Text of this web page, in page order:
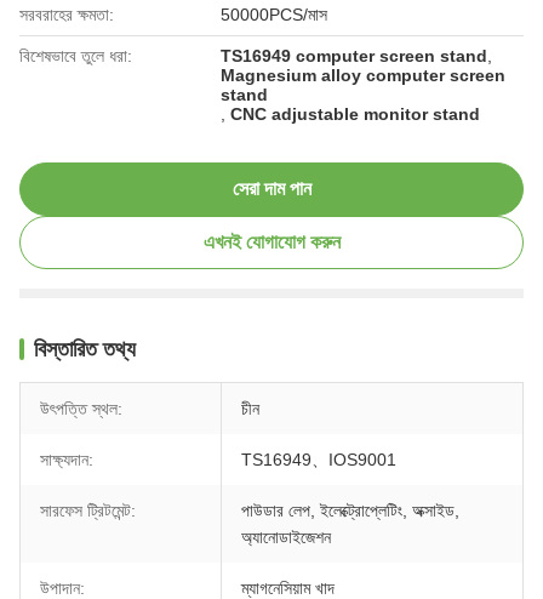
সরবরাহের ক্ষমতা: 50000PCS/মাস
বিশেষভাবে তুলে ধরা: TS16949 computer screen stand
Magnesium alloy computer screen
stand
,CNC adjustable monitor stand
সেরা দাম পান
এখনই যোগাযোগ করুন
বিস্তারিত তথ্য
উৎপত্তি স্থল: চীন
সাক্ষ্যদান: TS16949、IOS9001
সারফেস ট্রিটমেন্ট:
পাউডার লেপ, ইলেক্ট্রোপ্লেটিং, অক্সাইড,
অ্যানোডাইজেশন
উপাদান: ম্যাগনেসিয়াম খাদ